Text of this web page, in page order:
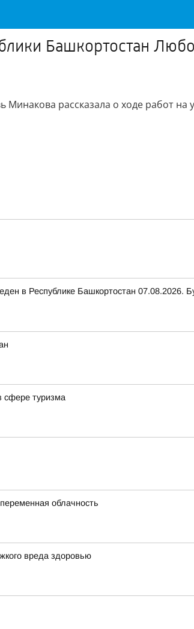
Башкортостан
рассказала о ходе работ на
Республике Башкортостан 07.08.2026.
сфере туризма
облачность
вреда здоровью